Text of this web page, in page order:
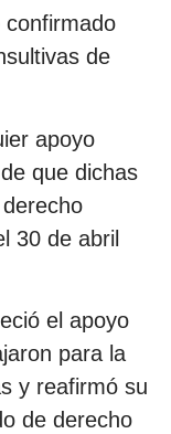
confirmado
de
apoyo
que dichas
30 de abril
el apoyo
para la
y reafirmó su
de derecho